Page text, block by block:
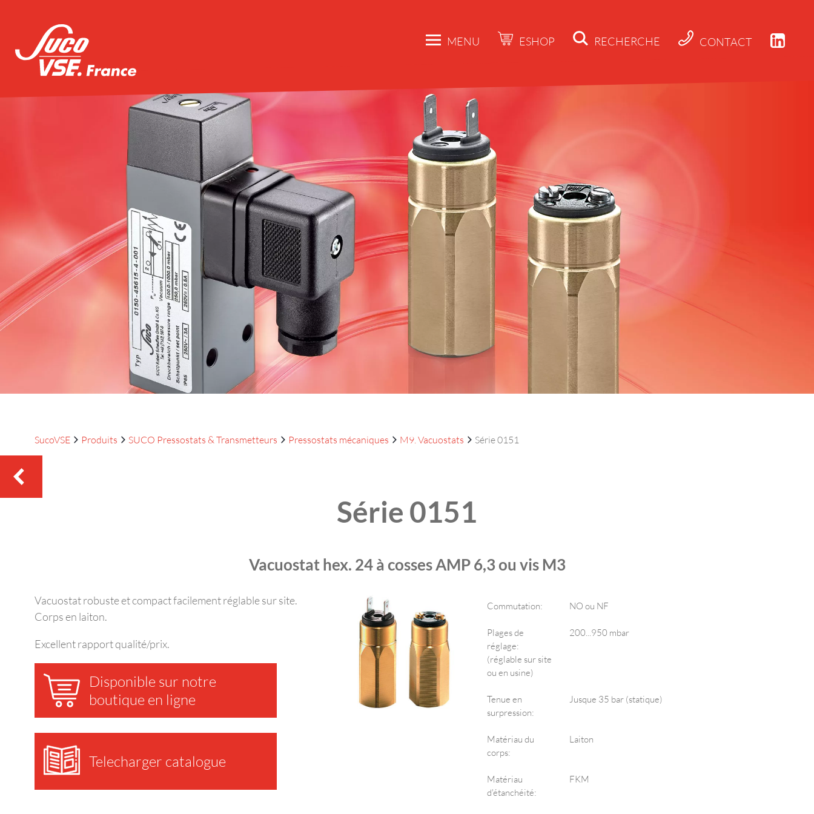
MENU ESHOP RECHERCHE CONTACT
SucoVSE Produits SUCO Pressostats & Transmetteurs Pressostats mécaniques M9. Vacuostats Série 0151
Série 0151
Vacuostat hex. 24 à cosses AMP 6,3 ou vis M3
Vacuostat robuste et compact facilement réglable sur site.
Corps en laiton.
Excellent rapport qualité/prix.
Disponible sur notre
boutique en ligne
Telecharger catalogue
Commutation: NO ou NF
Plages de
réglage:
(réglable sur site
ou en usine)
200...950 mbar
Tenue en
surpression:
Jusque 35 bar (statique)
Matériau du
corps:
Laiton
Matériau
d'étanchéité:
FKM
Actualités